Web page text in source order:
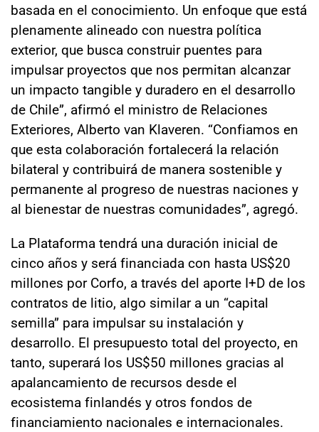
basada en el conocimiento. Un enfoque que está
plenamente alineado con nuestra política
exterior, que busca construir puentes para
impulsar proyectos que nos permitan alcanzar
un impacto tangible y duradero en el desarrollo
de Chile”, afirmó el ministro de Relaciones
Exteriores, Alberto van Klaveren. “Confiamos en
que esta colaboración fortalecerá la relación
bilateral y contribuirá de manera sostenible y
permanente al progreso de nuestras naciones y
al bienestar de nuestras comunidades”, agregó.
La Plataforma tendrá una duración inicial de
cinco años y será financiada con hasta US$20
millones por Corfo, a través del aporte I+D de los
contratos de litio, algo similar a un “capital
semilla” para impulsar su instalación y
desarrollo. El presupuesto total del proyecto, en
tanto, superará los US$50 millones gracias al
apalancamiento de recursos desde el
ecosistema finlandés y otros fondos de
financiamiento nacionales e internacionales.